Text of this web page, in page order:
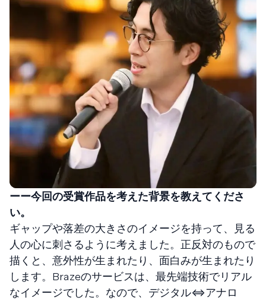
ーー今回の受賞作品を考えた背景を教えてくださ
い。
ギャップや落差の大きさのイメージを持って、見る
人の心に刺さるように考えました。正反対のもので
描くと、意外性が生まれたり、面白みが生まれたり
します。Brazeのサービスは、最先端技術でリアル
なイメージでした。なので、デジタル⇔アナロ